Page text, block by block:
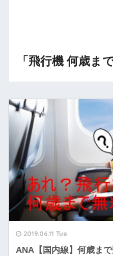
「飛行機 何歳ま
2019.06.11 Tue
ANA【国内線】何歳ま